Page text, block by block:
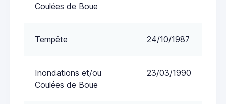
Coulées de Boue
Tempête 24/10/1987
Inondations et/ou
Coulées de Boue
23/03/1990